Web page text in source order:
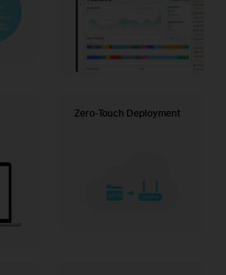
Zero-Touch Deployment